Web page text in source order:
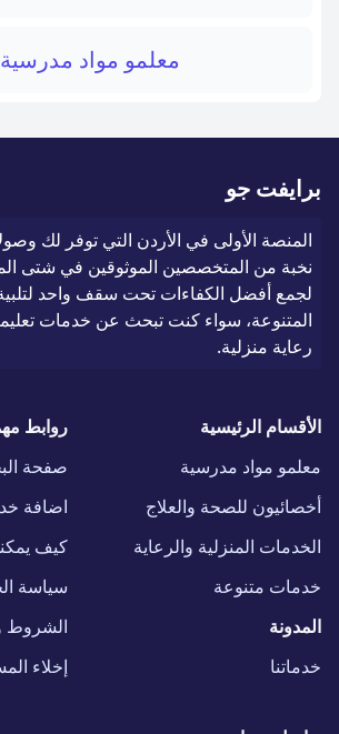
معلمو مواد مدرسية
برايفت جو
المنصة الأولى في الأردن التي توفر لك
نخبة من المتخصصين الموثوقين في شتى
لجمع أفضل الكفاءات تحت سقف واحد لتلبية
المتنوعة، سواء كنت تبحث عن خدمات
رعاية منزلية.
الأقسام الرئيسية
معلمو مواد مدرسية
أخصائيون للصحة والعلاج
الخدمات المنزلية والرعاية
خدمات متنوعة
المدونة
خدماتنا
روابط
صفحة
اضافة
كيف
سياسة
الشروط
إخلاء